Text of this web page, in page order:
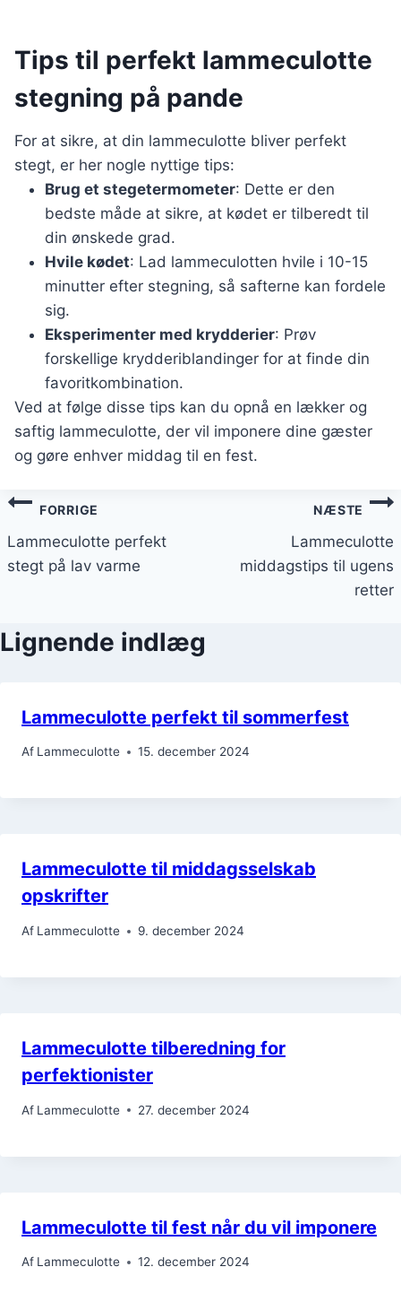
Tips til perfekt lammeculotte
stegning på pande
For at sikre, at din lammeculotte bliver perfekt
stegt, er her nogle nyttige tips:
Brug et stegetermometer: Dette er den
bedste måde at sikre, at kødet er tilberedt til
din ønskede grad.
Hvile kødet: Lad lammeculotten hvile i 10-15
minutter efter stegning, så safterne kan fordele
sig.
Eksperimenter med krydderier: Prøv
forskellige krydderiblandinger for at finde din
favoritkombination.
Ved at følge disse tips kan du opnå en lækker og
saftig lammeculotte, der vil imponere dine gæster
og gøre enhver middag til en fest.
Indlægsnavigation
FORRIGE
Lammeculotte perfekt
stegt på lav varme
NÆSTE
Lammeculotte
middagstips til ugens
retter
Lignende indlæg
Lammeculotte perfekt til sommerfest
Af Lammeculotte 15. december 2024
Lammeculotte til middagsselskab
opskrifter
Af Lammeculotte 9. december 2024
Lammeculotte tilberedning for
perfektionister
Af Lammeculotte 27. december 2024
Lammeculotte til fest når du vil imponere
Af Lammeculotte 12. december 2024